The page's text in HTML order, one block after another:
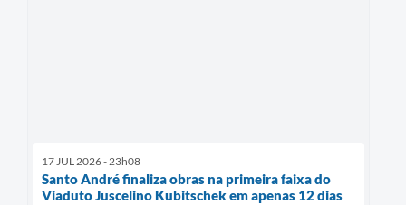
17 JUL 2026 - 23h08
Santo André finaliza obras na primeira faixa do
Viaduto Juscelino Kubitschek em apenas 12 dias